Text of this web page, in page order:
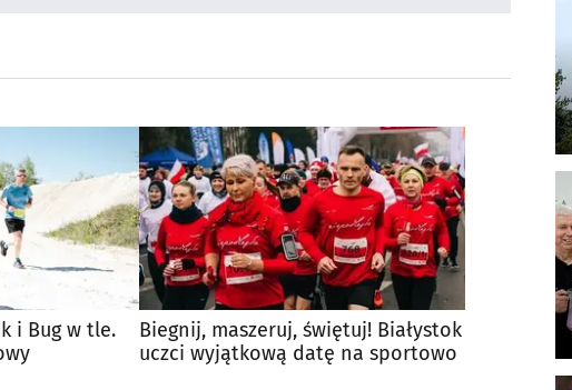
i Bug w tle.
Biegnij, maszeruj, świętuj! Białystok
uczci wyjątkową datę na sportowo